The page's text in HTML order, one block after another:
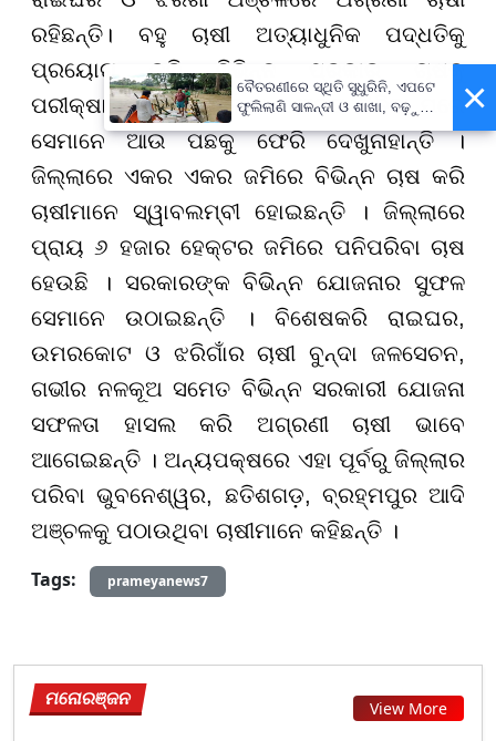
ରହିଛନ୍ତି। ବହୁ ଚାଷୀ ଅତ୍ୟାଧୁନିକ ପଦ୍ଧତିକୁ
ପ୍ରୟୋଗ କରି ବିଭିନ୍ନ ପ୍ରକାର ଚାଷକୁ
ପରୀକ୍ଷାମୂଳକ କରିଥିଲେ । ସଫଳତା ମିଳିବା ପରେ
ସେମାନେ ଆଉ ପଛକୁ ଫେରି ଦେଖୁନାହାନ୍ତି ।
ଜିଲ୍ଲାରେ ଏକର ଏକର ଜମିରେ ବିଭିନ୍ନ ଚାଷ କରି
ଚାଷୀମାନେ ସ୍ୱାବଲମ୍ବୀ ହୋଇଛନ୍ତି । ଜିଲ୍ଲାରେ
ପ୍ରାୟ ୬ ହଜାର ହେକ୍ଟର ଜମିରେ ପନିପରିବା ଚାଷ
ହେଉଛି । ସରକାରଙ୍କ ବିଭିନ୍ନ ଯୋଜନାର ସୁଫଳ
ସେମାନେ ଉଠାଇଛନ୍ତି । ବିଶେଷକରି ରାଇଘର,
ଉମରକୋଟ ଓ ଝରିଗାଁର ଚାଷୀ ବୁନ୍ଦା ଜଳସେଚନ,
ଗଭୀର ନଳକୂଅ ସମେତ ବିଭିନ୍ନ ସରକାରୀ ଯୋଜନା
ସଫଳତା ହାସଲ କରି ଅଗ୍ରଣୀ ଚାଷୀ ଭାବେ
ଆଗେଇଛନ୍ତି । ଅନ୍ୟପକ୍ଷରେ ଏହା ପୂର୍ବରୁ ଜିଲ୍ଲାର
ପରିବା ଭୁବନେଶ୍ୱର, ଛତିଶଗଡ଼, ବ୍ରହ୍ମପୁର ଆଦି
ଅଞ୍ଚଳକୁ ପଠାଉଥିବା ଚାଷୀମାନେ କହିଛନ୍ତି ।
Tags:
prameyanews7
ମନୋରଞ୍ଜନ View More
×
ବୈତରଣୀରେ ସ୍ଥିତି ସୁଧୁରିନି, ଏପଟେ
ଫୁଲିଲାଣି ସାଳନ୍ଦୀ ଓ ଶାଖା, ବଢ଼ୁଛି
ବନ୍ୟା ଭୟ